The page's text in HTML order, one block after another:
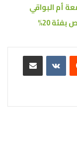
أم البواقي
20%